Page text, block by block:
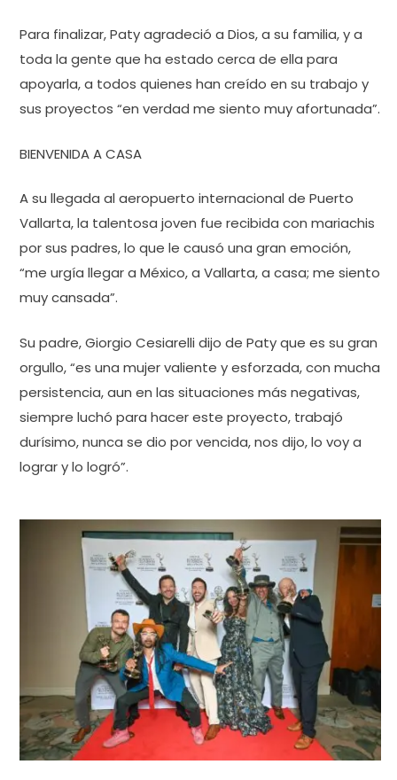
Para finalizar, Paty agradeció a Dios, a su familia, y a
toda la gente que ha estado cerca de ella para
apoyarla, a todos quienes han creído en su trabajo y
sus proyectos “en verdad me siento muy afortunada”.
BIENVENIDA A CASA
A su llegada al aeropuerto internacional de Puerto
Vallarta, la talentosa joven fue recibida con mariachis
por sus padres, lo que le causó una gran emoción,
“me urgía llegar a México, a Vallarta, a casa; me siento
muy cansada”.
Su padre, Giorgio Cesiarelli dijo de Paty que es su gran
orgullo, “es una mujer valiente y esforzada, con mucha
persistencia, aun en las situaciones más negativas,
siempre luchó para hacer este proyecto, trabajó
durísimo, nunca se dio por vencida, nos dijo, lo voy a
lograr y lo logró”.